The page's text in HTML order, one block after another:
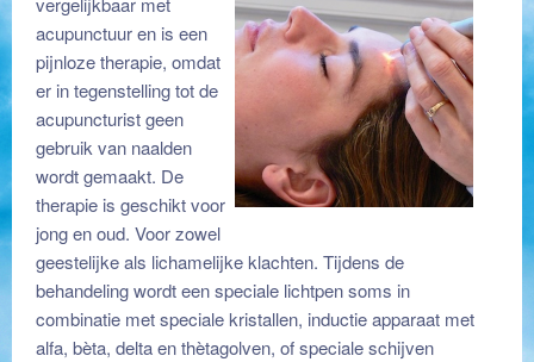
acupunctuur en is een
pijnloze therapie, omdat
er in tegenstelling tot de
acupuncturist geen
gebruik van naalden
wordt gemaakt. De
therapie is geschikt voor
jong en oud. Voor zowel
geestelijke als lichamelijke klachten. Tijdens de
behandeling wordt een speciale lichtpen soms in
combinatie met speciale kristallen, inductie apparaat met
alfa, bèta, delta en thètagolven, of speciale schijven